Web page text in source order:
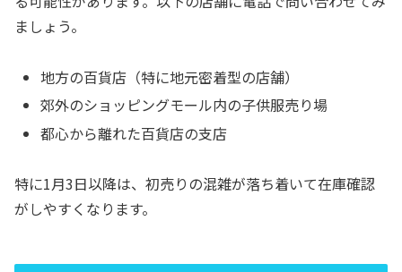
ましょう。
地方の百貨店（特に地元密着型の店舗）
郊外のショッピングモール内の子供服売り場
都心から離れた百貨店の支店
特に1月3日以降は、初売りの混雑が落ち着いて在庫確認
がしやすくなります。